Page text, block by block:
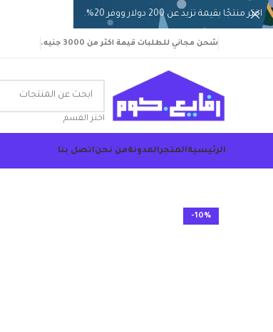
شحن مجاني للطلبات قيمة اكثر من 3000 جنيه.
اختر القسم
الرئيسيةالمتجرالمدونةمن نحناتصل بنا
-10%
اختر منتجًا بقيمة تزيد عن 200 دولار ووفر 20%.